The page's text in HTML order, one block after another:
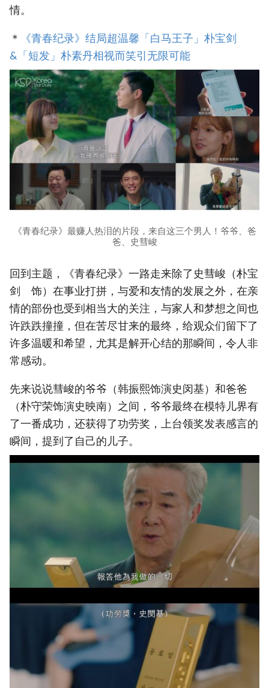
情。
＊
《青春纪录》结局超温馨「白马王子」朴宝剑
&「短发」朴素丹相视而笑引无限可能
《青春纪录》最赚人热泪的片段，来自这三个男人！爷爷、爸
爸、史彗峻
回到主题，《青春纪录》一路走来除了史彗峻（朴宝
剑 饰）在事业打拼，与爱和友情的发展之外，在亲
情的部份也受到相当大的关注，与家人和梦想之间也
许跌跌撞撞，但在苦尽甘来的最终，给观众们留下了
许多温暖和希望，尤其是解开心结的那瞬间，令人非
常感动。
先来说说彗峻的爷爷（韩振熙饰演史闵基）和爸爸
（朴守荣饰演史映南）之间，爷爷最终在模特儿界有
了一番成功，还获得了功劳奖，上台领奖发表感言的
瞬间，提到了自己的儿子。